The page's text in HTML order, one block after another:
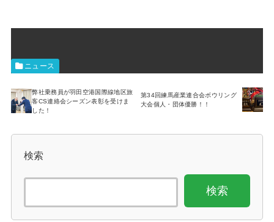
ニュース
弊社乗務員が羽田空港国際線地区旅
客CS連絡会シーズン表彰を受けま
した！
第34回練馬産業連合会ボウリング
大会個人・団体優勝！！
検索
検索